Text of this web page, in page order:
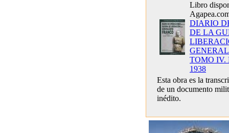
Libro
DIARIO
DE LA
TOMO
1938
Esta obra es la
de un documento
inédito.